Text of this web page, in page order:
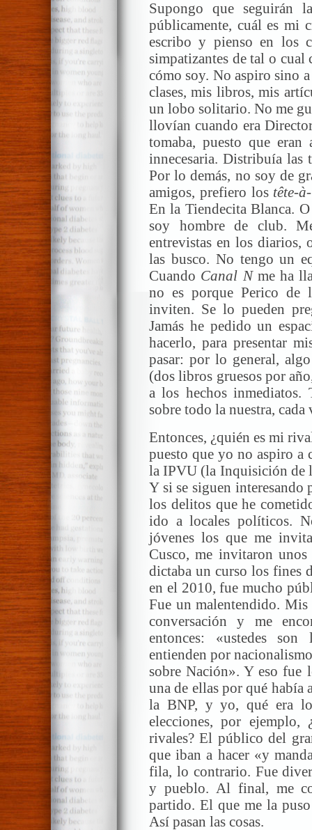
Supongo que seguirán
públicamente, cuál es mi
escribo y pienso en los
simpatizantes de tal o
cómo soy. No aspiro sino
clases, mis libros, mis
un lobo solitario. No me
llovían cuando era
tomaba, puesto que
innecesaria. Distribuía las
Por lo demás, no soy de
amigos, prefiero los tête-
En la Tiendecita Blanca.
soy hombre de club.
entrevistas en los diarios,
las busco. No tengo un
Cuando Canal Nme ha
no es porque Perico de
inviten. Se lo pueden
Jamás he pedido un
hacerlo, para presentar
pasar: por lo general,
(dos libros gruesos por
a los hechos inmediatos.
sobre todo la nuestra,
Entonces, ¿quién es mi
puesto que yo no aspiro a
la IPVU (la Inquisición de
Y si se siguen
los delitos que he
ido a locales políticos.
jóvenes los que me
Cusco, me invitaron
dictaba un curso los fines
en el 2010, fue mucho
Fue un malentendido. Mis
conversación y me
entonces: «ustedes
entienden por
sobre Nación». Y eso fue
una de ellas por qué había
la BNP, y yo, qué era
elecciones, por ejemplo,
rivales? El público del
que iban a hacer «y
fila, lo contrario. Fue
y pueblo. Al final, me
partido. El que me la
Así pasan las cosas.